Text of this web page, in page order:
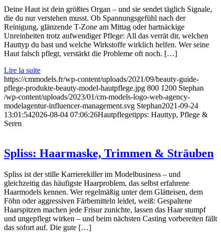
Deine Haut ist dein größtes Organ – und sie sendet täglich Signale,
die du nur verstehen musst. Ob Spannungsgefühl nach der
Reinigung, glänzende T-Zone am Mittag oder hartnäckige
Unreinheiten trotz aufwendiger Pflege: All das verrät dir, welchen
Hauttyp du hast und welche Wirkstoffe wirklich helfen. Wer seine
Haut falsch pflegt, verstärkt die Probleme oft noch. […]
Lire la suite
https://cmmodels.fr/wp-content/uploads/2021/09/beauty-guide-
pflege-produkte-beauty-model-hautpflege.jpg 800 1200 Stephan
/wp-content/uploads/2023/01/cm-models-logo-web-agency-
modelagentur-influencer-management.svg Stephan2021-09-24
13:01:542026-08-04 07:06:26Hautpflegetipps: Hauttyp, Pflege &
Seren
Spliss: Haarmaske, Trimmen & Sträuben
Spliss ist der stille Karrierekiller im Modelbusiness – und
gleichzeitig das häufigste Haarproblem, das selbst erfahrene
Haarmodels kennen. Wer regelmäßig unter dem Glätteisen, dem
Föhn oder aggressiven Färbemitteln leidet, weiß: Gespaltene
Haarspitzen machen jede Frisur zunichte, lassen das Haar stumpf
und ungepflegt wirken – und beim nächsten Casting vorbereiten fällt
das sofort auf. Die gute […]